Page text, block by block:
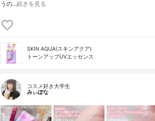
うの…続きを見る
SKIN AQUA(スキンアクア)
トーンアップUVエッセンス
コスメ好き大学生
みぃぽな